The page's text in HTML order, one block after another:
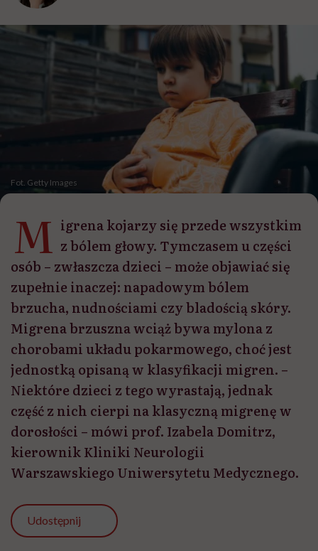
Fot. Getty Images
M igrena kojarzy się przede wszystkim
z bólem głowy. Tymczasem u części
osób – zwłaszcza dzieci – może objawiać się
zupełnie inaczej: napadowym bólem
brzucha, nudnościami czy bladością skóry.
Migrena brzuszna wciąż bywa mylona z
chorobami układu pokarmowego, choć jest
jednostką opisaną w klasyfikacji migren. –
Niektóre dzieci z tego wyrastają, jednak
część z nich cierpi na klasyczną migrenę w
dorosłości – mówi prof. Izabela Domitrz,
kierownik Kliniki Neurologii
Warszawskiego Uniwersytetu Medycznego.
Udostępnij